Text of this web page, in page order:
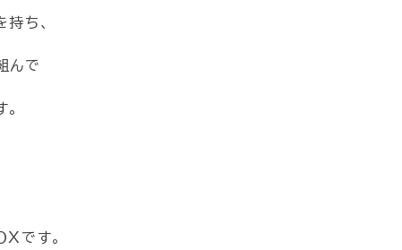
ち、
んで
です。